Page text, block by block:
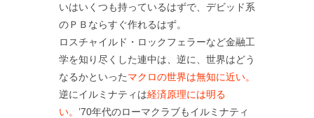
いはいくつも持っているはずで、デビッド系
のＰＢならすぐ作れるはず。
ロスチャイルド・ロックフェラーなど金融工
学を知り尽くした連中は、逆に、世界はどう
なるかといったマクロの世界は無知に近い。
逆にイルミナティは経済原理には明る
い。 ’70年代のローマクラブもイルミナティ